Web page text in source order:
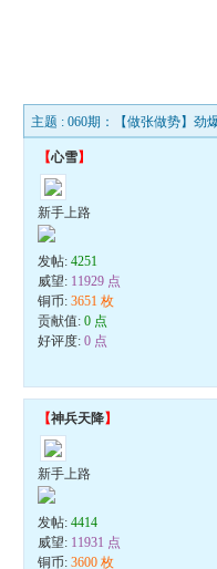
主题 : 060期：【做张做势】劲
【心雪】
新手上路
发帖:4251
威望: 11929 点
铜币:3651 枚
贡献值:0 点
好评度:0 点
【神兵天降】
新手上路
发帖:4414
威望: 11931 点
铜币:3600 枚